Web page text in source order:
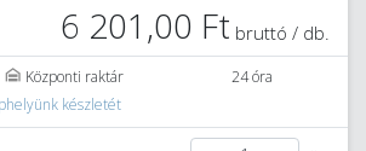
6 201,00 Ft bruttó / db.
Központi raktár
24 óra
készletét